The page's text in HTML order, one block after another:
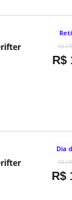
R$
R$
Dia
R$
R$